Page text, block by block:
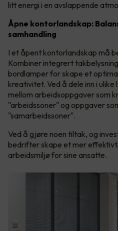
litt energi i en avslappende
Åpne kontorlandskap:
samhandling
I et åpent kontorlandskap må
Kombiner integrert
bordlamper for skape et
kreativitet. Ved å dele inn i ulike
mellom arbeidsoppgaver som
"arbeidssoner" og oppgaver
"samarbeidssoner".
Ved å gjøre noen tiltak, og
bedrifter skape et mer
arbeidsmiljø for sine ansatte.